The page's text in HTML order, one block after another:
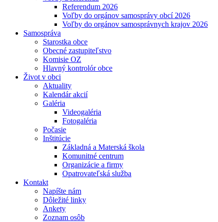
Referendum 2026
Voľby do orgánov samosprávy obcí 2026
Voľby do orgánov samosprávnych krajov 2026
Samospráva
Starostka obce
Obecné zastupiteľstvo
Komisie OZ
Hlavný kontrolór obce
Život v obci
Aktuality
Kalendár akcií
Galéria
Videogaléria
Fotogaléria
Počasie
Inštitúcie
Základná a Materská škola
Komunitné centrum
Organizácie a firmy
Opatrovateľská služba
Kontakt
Napíšte nám
Dôležité linky
Ankety
Zoznam osôb